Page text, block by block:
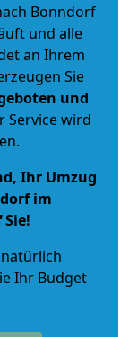
Bonndorf
und alle
an Ihrem
Sie
und
Service wird
Ihr Umzug
im
Ihr Budget